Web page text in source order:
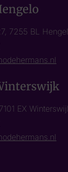
7255 BL
EX